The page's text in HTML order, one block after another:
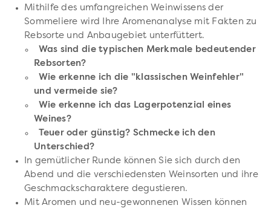
Mithilfe des umfangreichen Weinwissens der
Sommeliere wird Ihre Aromenanalyse mit Fakten zu
Rebsorte und Anbaugebiet unterfüttert.
Was sind die typischen Merkmale bedeutender
Rebsorten?
Wie erkenne ich die "klassischen Weinfehler"
und vermeide sie?
Wie erkenne ich das Lagerpotenzial eines
Weines?
Teuer oder günstig? Schmecke ich den
Unterschied?
In gemütlicher Runde können Sie sich durch den
Abend und die verschiedensten Weinsorten und ihre
Geschmackscharaktere degustieren.
Mit Aromen und neu-gewonnenen Wissen können